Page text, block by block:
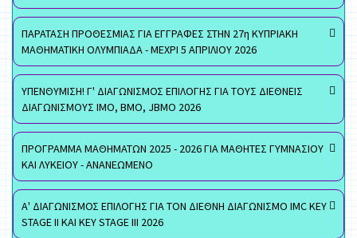
ΠΑΡΑΤΑΣΗ ΠΡΟΘΕΣΜΙΑΣ ΓΙΑ ΕΓΓΡΑΦΕΣ ΣΤΗΝ 27η ΚΥΠΡΙΑΚΗ
ΜΑΘΗΜΑΤΙΚΗ ΟΛΥΜΠΙΑΔΑ - ΜΕΧΡΙ 5 ΑΠΡΙΛΙΟΥ 2026
ΥΠΕΝΘΥΜΙΣΗ! Γ' ΔΙΑΓΩΝΙΣΜΟΣ ΕΠΙΛΟΓΗΣ ΓΙΑ ΤΟΥΣ ΔΙΕΘΝΕΙΣ
ΔΙΑΓΩΝΙΣΜΟΥΣ ΙΜΟ, ΒΜΟ, JBMO 2026
ΠΡΟΓΡΑΜΜΑ ΜΑΘΗΜΑΤΩΝ 2025 - 2026 ΓΙΑ ΜΑΘΗΤΕΣ ΓΥΜΝΑΣΙΟΥ
ΚΑΙ ΛΥΚΕΙΟΥ - ΑΝΑΝΕΩΜΕΝΟ
Α' ΔΙΑΓΩΝΙΣΜΟΣ ΕΠΙΛΟΓΗΣ ΓΙΑ ΤΟΝ ΔΙΕΘΝΗ ΔΙΑΓΩΝΙΣΜΟ IMC KEY
STAGE II ΚΑΙ KEY STAGE III 2026